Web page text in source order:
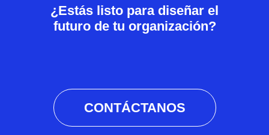
¿Estás listo para diseñar el
futuro de tu organización?
CONTÁCTANOS